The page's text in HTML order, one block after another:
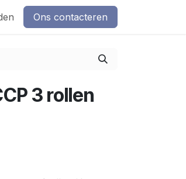
Ons contacteren
3 rollen